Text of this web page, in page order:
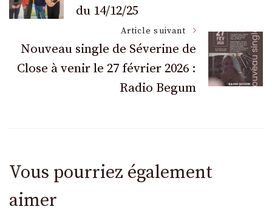
des
articles
du 14/12/25
Article suivant
Nouveau single de Séverine de
Close à venir le 27 février 2026 :
Radio Begum
Vous pourriez également
aimer